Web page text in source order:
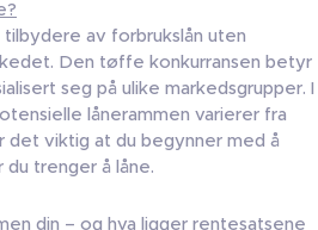
av forbrukslån uten
Den tøffe konkurransen betyr
seg på ulike markedsgrupper. I
lånerammen varierer fra
det viktig at du begynner med å
trenger å låne.
din – og hva ligger rentesatsene